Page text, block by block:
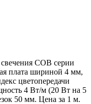
COB серии
плата шириной 4 мм,
цветопередачи
4 Вт/м (20 Вт на 5
50 мм. Цена за 1 м.